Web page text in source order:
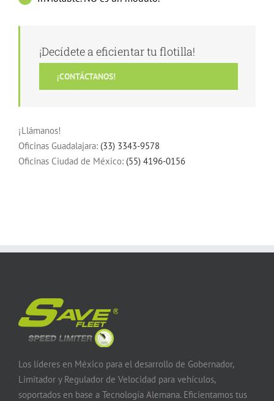
¡Decídete a eficientar tu flotilla!
¡CONTÁCTANOS!
¡Llámanos!
Oficinas Guadalajara: (33) 3343-9578
Oficinas Ciudad de México: (55) 4196-0156
Los líderes en México para el desarrollo de Gobernador,
Limitador y Regulador de Velocidad para vehículos,
soportados en base a Tecnología Alemana. Eficientamos tus